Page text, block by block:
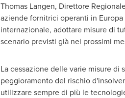
Thomas Langen, Direttore
aziende fornitrici operanti in
internazionale, adottare misure di
scenario previsti già nei prossimi
La cessazione delle varie misure
peggioramento del rischio
utilizzare sempre di più le